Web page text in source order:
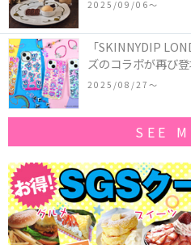
「かぼちゃのオバ
2025/09/06〜
「SKINNYDIP
ズのコラボが再び
作コレクションを発
2025/08/27〜
SEE